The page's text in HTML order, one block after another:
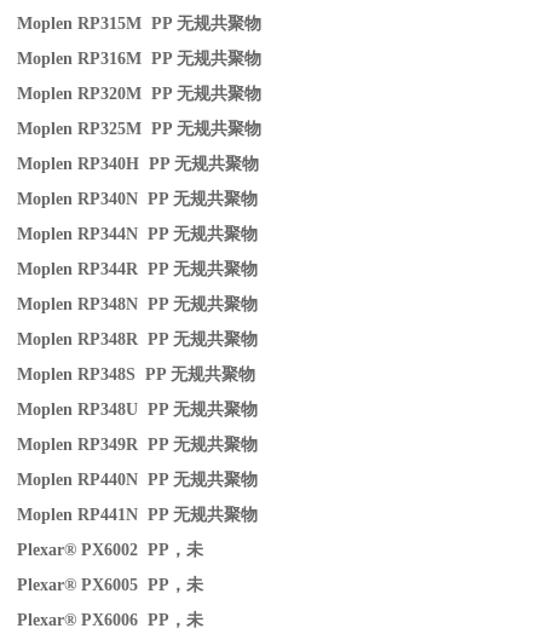
Moplen RP315M PP无规共聚物
Moplen RP316M PP无规共聚物
Moplen RP320M PP无规共聚物
Moplen RP325M PP无规共聚物
Moplen RP340H PP无规共聚物
Moplen RP340N PP无规共聚物
Moplen RP344N PP无规共聚物
Moplen RP344R PP无规共聚物
Moplen RP348N PP无规共聚物
Moplen RP348R PP无规共聚物
Moplen RP348S PP无规共聚物
Moplen RP348U PP无规共聚物
Moplen RP349R PP无规共聚物
Moplen RP440N PP无规共聚物
Moplen RP441N PP无规共聚物
Plexar® PX6002 PP ，未
Plexar® PX6005 PP ，未
Plexar® PX6006 PP ，未